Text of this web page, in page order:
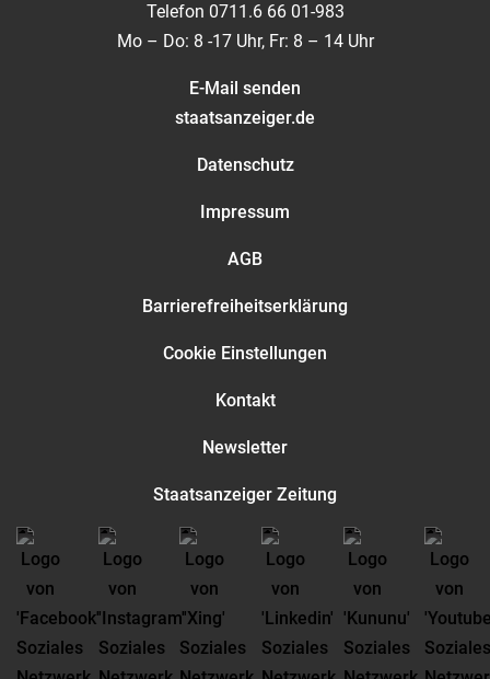
Telefon 0711.6 66 01-983
Mo – Do: 8 -17 Uhr, Fr: 8 – 14 Uhr
E-Mail senden
staatsanzeiger.de
Datenschutz
Impressum
AGB
Barrierefreiheitserklärung
Cookie Einstellungen
Kontakt
Newsletter
Staatsanzeiger Zeitung